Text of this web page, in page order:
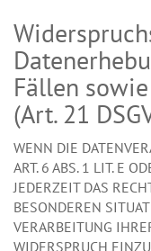
Fällen
(Art. 21
WENN DIE
ART. 6 ABS. 1 LIT. E
JEDERZEIT DAS
BESONDEREN
VERARBEITUNG
WIDERSPRUCH